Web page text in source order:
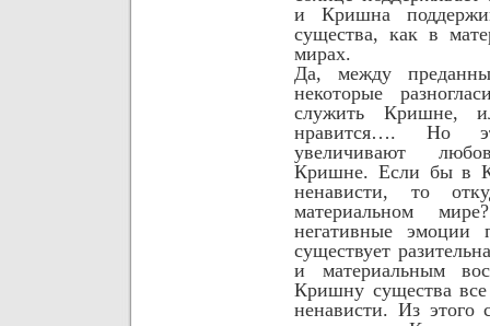
и Кришна
существа, как в
мирах.
Да, между
некоторые
служить Кришне,
нравится…. Но
увеличивают
Кришне. Если бы в
ненависти, то
материальном
негативные эмоции
существует
и материальным
Кришну существа
ненависти. Из этого